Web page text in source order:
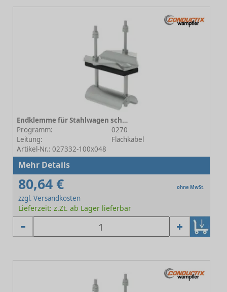
Endklemme für Stahlwagen schwere Baureihe 100x048
Programm:
0270
Leitung:
Flachkabel
Artikel-Nr.: 027332-100x048
Mehr Details
80,64 € ohne MwSt.
zzgl. Versandkosten
Lieferzeit: z.Zt. ab Lager lieferbar